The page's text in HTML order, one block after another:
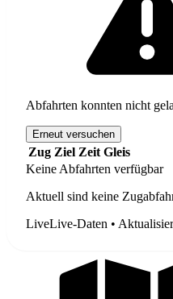
Abfahrten konnten nicht
Erneut versuchen
Zug Ziel Zeit Gleis
Keine Abfahrten verfügbar
Aktuell sind keine
LiveLive-Daten •